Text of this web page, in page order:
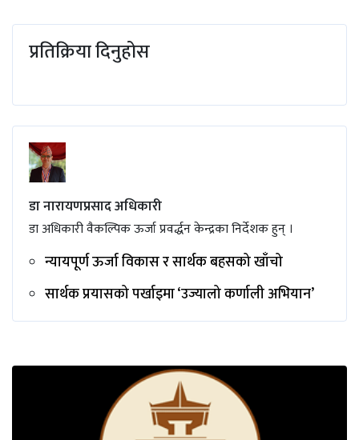
प्रतिक्रिया दिनुहोस
डा नारायणप्रसाद अधिकारी
डा अधिकारी वैकल्पिक ऊर्जा प्रवर्द्धन केन्द्रका निर्देशक हुन् ।
न्यायपूर्ण ऊर्जा विकास र सार्थक बहसको खाँचो
सार्थक प्रयासको पर्खाइमा ‘उज्यालो कर्णाली अभियान’